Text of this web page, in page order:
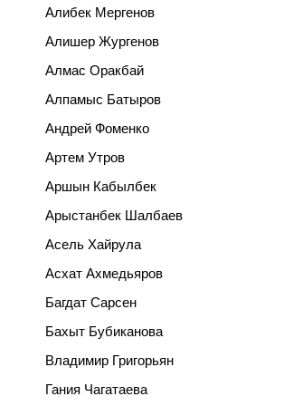
Алибек Мергенов
Алишер Жургенов
Алмас Оракбай
Алпамыс Батыров
Андрей Фоменко
Артем Утров
Аршын Кабылбек
Арыстанбек Шалбаев
Асель Хайрула
Асхат Ахмедьяров
Багдат Сарсен
Бахыт Бубиканова
Владимир Григорьян
Гания Чагатаева